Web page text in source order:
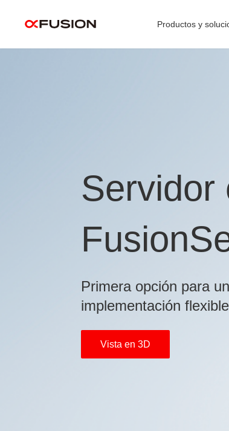
Productos y
Servidor
Primera opción para
implementación
Vista en 3D